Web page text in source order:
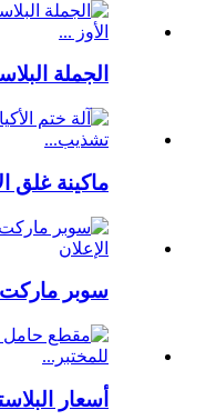
الجملة
ماكينة غلق
سوبر
أسعار